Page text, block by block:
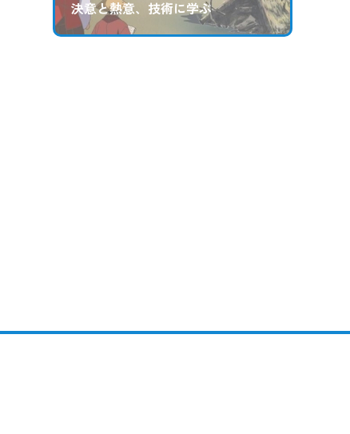
決意と熱意、技術に学ぶ